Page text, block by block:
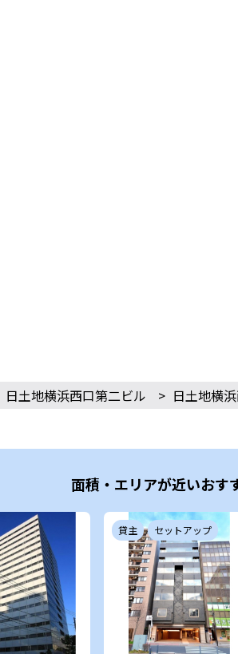
日土地横浜西口第二ビル > 日土地横
面積・エリアが近いおす
貸主 セットアップ